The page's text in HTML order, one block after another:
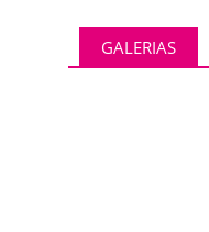
GALERIAS